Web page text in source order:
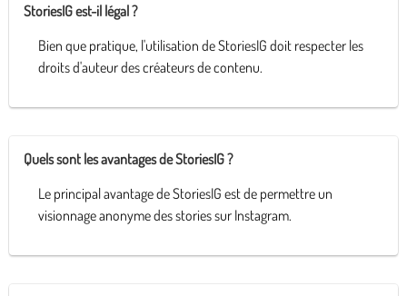
StoriesIG est-il légal ?
Bien que pratique, l'utilisation de StoriesIG doit respecter les
droits d'auteur des créateurs de contenu.
Quels sont les avantages de StoriesIG ?
Le principal avantage de StoriesIG est de permettre un
visionnage anonyme des stories sur Instagram.